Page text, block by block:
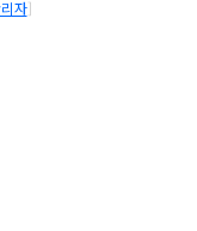
자]